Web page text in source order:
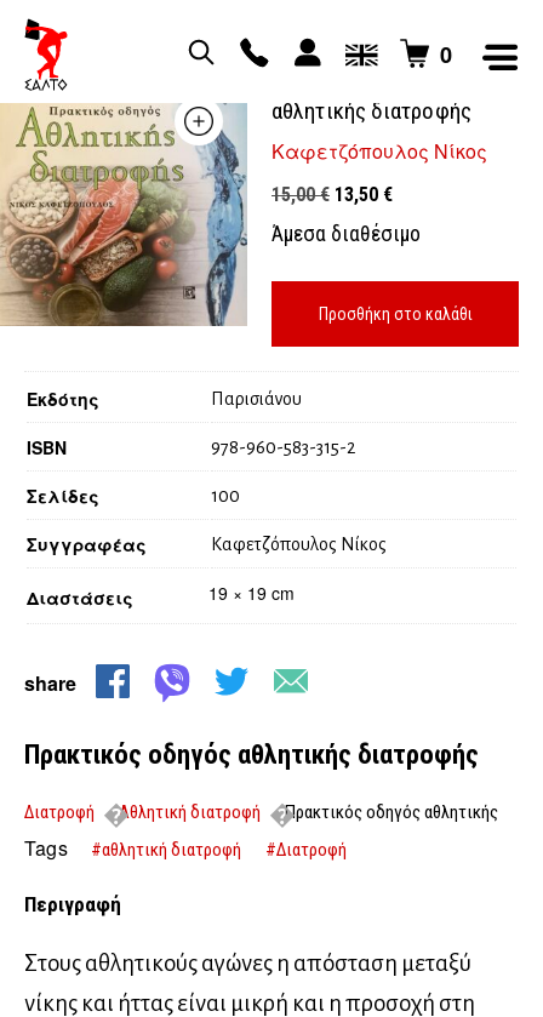
0
αθλητικής διατροφής
Καφετζόπουλος Νίκος
15,00€ Original
price
15,00 €.
13,50 €Η
τρέχουσα
τιμή
είναι:
13,50 €.
Άμεσα διαθέσιμο
Προσθήκη στο καλάθι
Διαστάσεις 19 × 19 cm
Εκδότης Παρισιάνου
ISBN 978-960-583-315-2
Σελίδες 100
Συγγραφέας Καφετζόπουλος Νίκος
share
Πρακτικός οδηγός αθλητικής διατροφής
Διατροφή Αθλητική διατροφή
Πρακτικός οδηγός αθλητικής
διατροφής
Tags #αθλητική διατροφή #Διατροφή
Περιγραφή
Στους αθλητικούς αγώνες η απόσταση μεταξύ
νίκης και ήττας είναι μικρή και η προσοχή στη